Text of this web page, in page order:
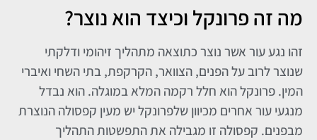
מה זה פרונקל וכיצד הוא נוצר?
זהו נגע עור אשר נוצר כתוצאה מתהליך זיהומי ודלקתי
שנוצר לרוב על הפנים, הצוואר, הקרקפת, בתי השחי ואיברי
המין. פרונקל הוא חלל רקמה המלא במוגלה. הוא נבדל
מנגעי עור אחרים מכיוון שלפרונקל יש מעין קפסולה הנוצרת
מבפנים. קפסולה זו מגבילה את התפשטות התהליך